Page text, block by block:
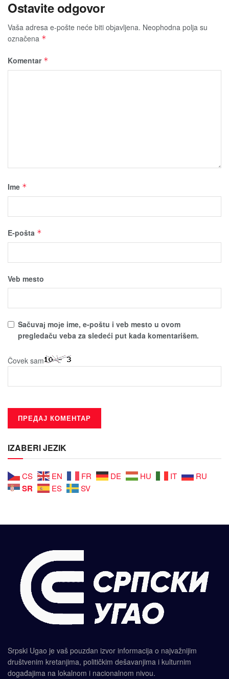
Ostavite odgovor
Vaša adresa e-pošte neće biti obјavljena. Neophodna polja su
označena *
Komentar *
Ime *
E-pošta *
Veb mesto
Sačuvaј moјe ime, e-poštu i veb mesto u ovom
pregledaču veba za sledeći put kada komentarišem.
Čovek sam
IZABERI JEZIK
CS EN FR DE HU IT RU
SR ES SV
Srpski Ugao je vaš pouzdan izvor informacija o najvažnijim
društvenim kretanjima, političkim dešavanjima i kulturnim
događajima na lokalnom i nacionalnom nivou.